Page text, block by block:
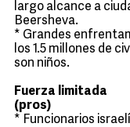
largo alcance a
Beersheva.
* Grandes
los 1.5 millones de
son niños.
Fuerza limitada
(pros)
* Funcionarios